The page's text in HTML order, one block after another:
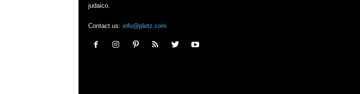
judaico.
Contact us: info@pletz.com